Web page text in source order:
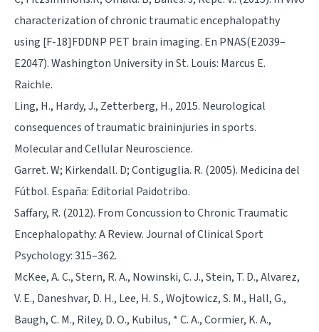
characterization of chronic traumatic encephalopathy
using [F-18]FDDNP PET brain imaging. En PNAS(E2039–
E2047). Washington University in St. Louis: Marcus E.
Raichle.
Ling, H., Hardy, J., Zetterberg, H., 2015. Neurological
consequences of traumatic braininjuries in sports.
Molecular and Cellular Neuroscience.
Garret. W; Kirkendall. D; Contiguglia. R. (2005). Medicina del
Fútbol. España: Editorial Paidotribo.
Saffary, R. (2012). From Concussion to Chronic Traumatic
Encephalopathy: A Review. Journal of Clinical Sport
Psychology: 315–362.
McKee, A. C., Stern, R. A., Nowinski, C. J., Stein, T. D., Alvarez,
V. E., Daneshvar, D. H., Lee, H. S., Wojtowicz, S. M., Hall, G.,
Baugh, C. M., Riley, D. O., Kubilus, * C. A., Cormier, K. A.,